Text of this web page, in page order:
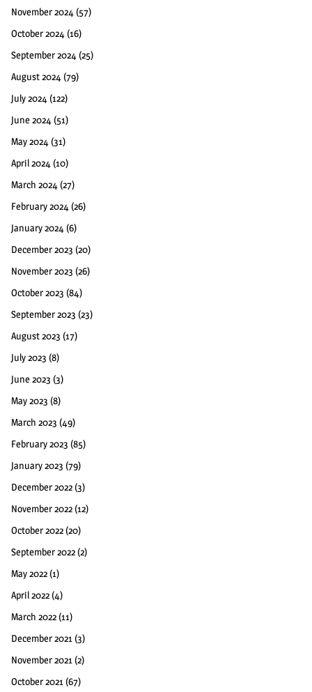
November 2024 (57)
October 2024 (16)
September 2024 (25)
August 2024 (79)
July 2024 (122)
June 2024 (51)
May 2024 (31)
April 2024 (10)
March 2024 (27)
February 2024 (26)
January 2024 (6)
December 2023 (20)
November 2023 (26)
October 2023 (84)
September 2023 (23)
August 2023 (17)
July 2023 (8)
June 2023 (3)
May 2023 (8)
March 2023 (49)
February 2023 (85)
January 2023 (79)
December 2022 (3)
November 2022 (12)
October 2022 (20)
September 2022 (2)
May 2022 (1)
April 2022 (4)
March 2022 (11)
December 2021 (3)
November 2021 (2)
October 2021 (67)